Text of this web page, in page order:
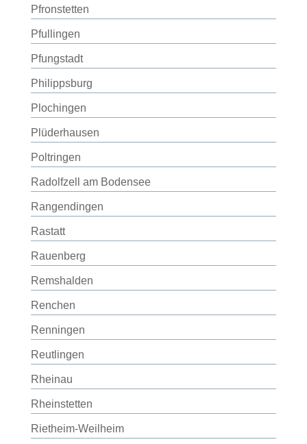
Pfronstetten
Pfullingen
Pfungstadt
Philippsburg
Plochingen
Plüderhausen
Poltringen
Radolfzell am Bodensee
Rangendingen
Rastatt
Rauenberg
Remshalden
Renchen
Renningen
Reutlingen
Rheinau
Rheinstetten
Rietheim-Weilheim